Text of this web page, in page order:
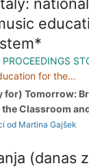
for the...
for) Tomorrow:
Classroom
od Martina Gajšek
(danas